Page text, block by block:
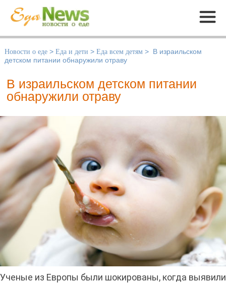
Меню
Новости о еде > Еда и дети > Еда всем детям > В израильском
детском питании обнаружили отраву
В израильском детском питании
обнаружили отраву
Ученые из Европы были шокированы, когда выявили